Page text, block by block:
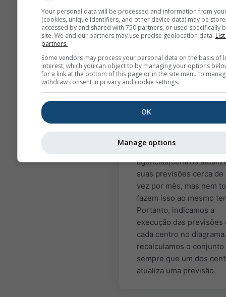
Europeu de Previsão
Meteorológica de Médio
(ECMWF), o Centro
(NCEP/NOAA), o Serviço
Meteorológico Alemão
o UK-MetOffice (UKMO),
MeteoFrance
Agencia Meteorológica
Japão (JMA) e o Centro
Climáticas (CMCC). As
agências/centros
suas previsões cerca de
vez por mês, mas nem
fazem isso ao mesmo
Portanto, indicamos a
execução das previsões
cada centro no
recalculamos o conjunto
sempre que um dos
atualiza uma previsão.
Your personal data will be processed and information from
(cookies, unique identifiers, and other device data) may be
accessed by and shared with 750 partners, or used specifically
site. We and our partners may use precise geolocation data.
partners.
Some vendors may process your personal data on the basis of
interest, which you can object to by managing your options
for a link at the bottom of this page or in the site menu to
withdraw consent in privacy and cookie settings.
OK
Manage options